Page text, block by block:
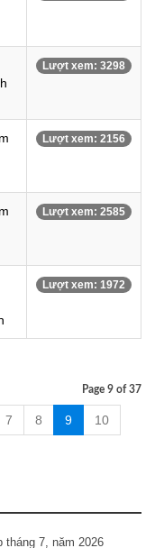
Lượt xem: 3298
Lượt xem: 2156
Lượt xem: 2585
Lượt xem: 1972
Page 9 of 37
7 8 9 10
tháng 7, năm 2026